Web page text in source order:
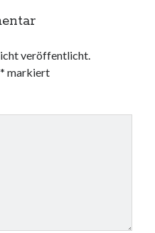
veröffentlicht.
* markiert